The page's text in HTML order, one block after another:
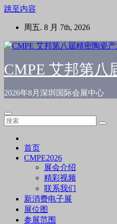
跳至内容
周五. 8 月 7th, 2026
CMPE 艾邦第八
2026年8月深圳国际会展中心
首页
CMPE2026
展会介绍
精彩视频
联系我们
新消费电子展
展位图
参展范围